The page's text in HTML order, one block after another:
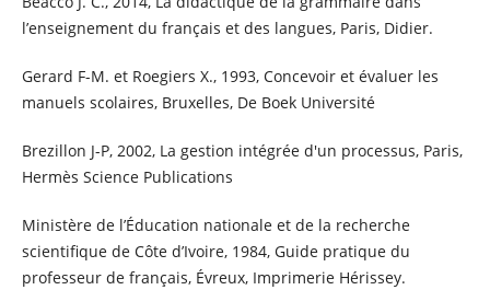
l’enseignement du français et des langues, Paris, Didier.
Gerard F-M. et Roegiers X., 1993, Concevoir et évaluer les
manuels scolaires, Bruxelles, De Boek Université
Brezillon J-P, 2002, La gestion intégrée d'un processus, Paris,
Hermès Science Publications
Ministère de l’Éducation nationale et de la recherche
scientifique de Côte d’Ivoire, 1984, Guide pratique du
professeur de français, Évreux, Imprimerie Hérissey.